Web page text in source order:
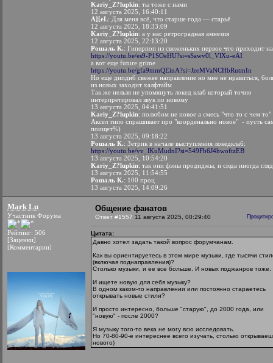
Kariy_Z?lupkin: ты тоже с нами
12 августа 2025, 16:40:11
A][eL: Для меня всё, что старше года — старьё
12 августа 2025, 18:33:09
Kariy_Z?lupkin: а у нас ретроградная амнезия
12 августа 2025, 22:13:20
Рошаль К.: Гиперпоп из свеженьких первое что приходит
https://youtu.be/es9-P1SOeHU?si=sSawv0l_VlXu-eAI
а вот еще future grime
https://youtu.be/gfa9mmQEinA?si=JzeMVaNCHbRutmIn
Но еще дипднб свежее направление но мне не нравиться,
из новых заходит халфтайм
Так же нельзя не упомянуть локед клаб который точно
интерпретировал звук по новому
13 августа 2025, 04:41:51
Kariy_Z?lupkin: полюбом не новое а смесь "что то с чем то"
Аксел типо спрашивает про "коорденально новое" - пусть
поищет%)
13 августа 2025, 09:18:22
Рошаль К.: Зетрик в начале выступления локедклаб:
https://youtu.be/vv_lKuMudnI?si=549Fb6J4hwoftzEB
13 августа 2025, 10:54:20
Kariy_Z?lupkin: так они фэны продиджы, и сюда иногда
13 августа 2025, 11:54:55
Рошаль К.: 100 проц
13 августа 2025, 14:09:26
Mark Lu
Участник Форума
Рейтинг: 506
[Заценки]
[Комментарии]
Общение фанатов
Ответ #1557 11 августа 2025, 00:29:40
Цитата:
Давно хотел задать такой вопрос форумчанам.
Как вы ориентируетесь в этом мире музыки, где тысячи
(включая поднаправления)?
Столько музыки, и ее все больше. И новых поджанров тоже.
И ищете новую для себя музыку?
В одном каком-то направлении или постоянно стараетесь
открывать новые стили?
И просто интересно, больше "старую", до 2000 года, или
"новую" - после 2000?
Я музыку того-то века не могу всю исследовать.
Но 70-80-90-е интереснее всего изучать, столько
нового)